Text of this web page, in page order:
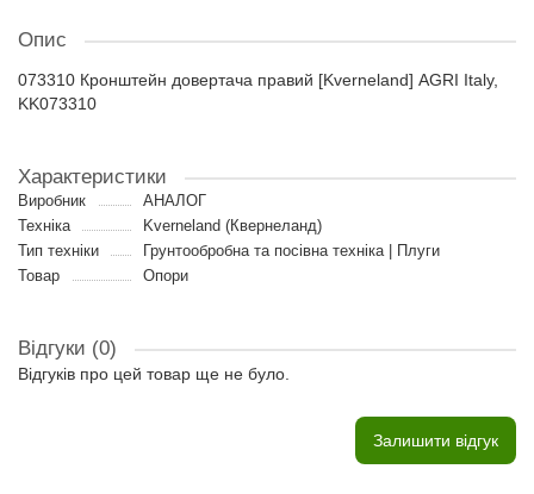
Опис
073310 Кронштейн довертача правий [Kverneland] AGRI Italy,
KK073310
Характеристики
Виробник
АНАЛОГ
Техніка
Kverneland (Квернеланд)
Тип техніки
Грунтообробна та посівна техніка | Плуги
Товар
Опори
Відгуки (0)
Відгуків про цей товар ще не було.
Залишити відгук